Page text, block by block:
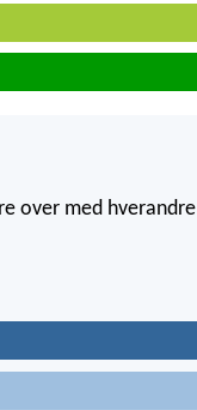
over med hverandre